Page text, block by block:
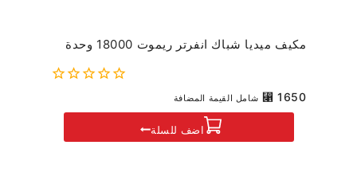
مكيف ميديا شباك انفرتر ريموت 18000 وحدة
⃁ 1650 شامل القيمة المضافة
اضف للسلة